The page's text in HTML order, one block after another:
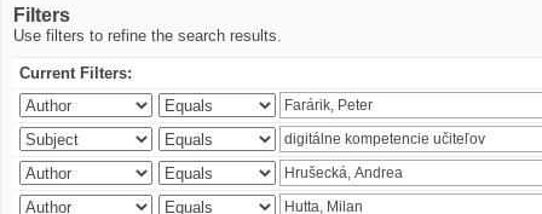
Filters
Use filters to refine the search results.
Current Filters: